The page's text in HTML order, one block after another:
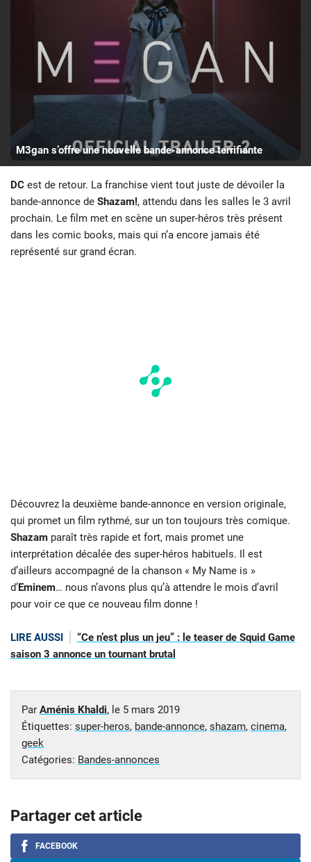
M3gan s’offre une nouvelle bande-annonce terrifiante
DC est de retour. La franchise vient tout juste de dévoiler la
bande-annonce de Shazam!, attendu dans les salles le 3 avril
prochain. Le film met en scène un super-héros très présent
dans les comic books, mais qui n’a encore jamais été
représenté sur grand écran.
Découvrez la deuxième bande-annonce en version originale,
qui promet un film rythmé, sur un ton toujours très comique.
Shazam paraît très rapide et fort, mais promet une
interprétation décalée des super-héros habituels. Il est
d’ailleurs accompagné de la chanson « My Name is »
d’Eminem… nous n’avons plus qu’à attendre le mois d’avril
pour voir ce que ce nouveau film donne !
LIRE AUSSI
“Ce n’est plus un jeu” : le teaser de Squid Game
saison 3 annonce un tournant brutal
Par Aménis Khaldi, le 5 mars 2019
Étiquettes: super-heros, bande-annonce, shazam, cinema,
geek
Catégories: Bandes-annonces
Partager cet article
FACEBOOK